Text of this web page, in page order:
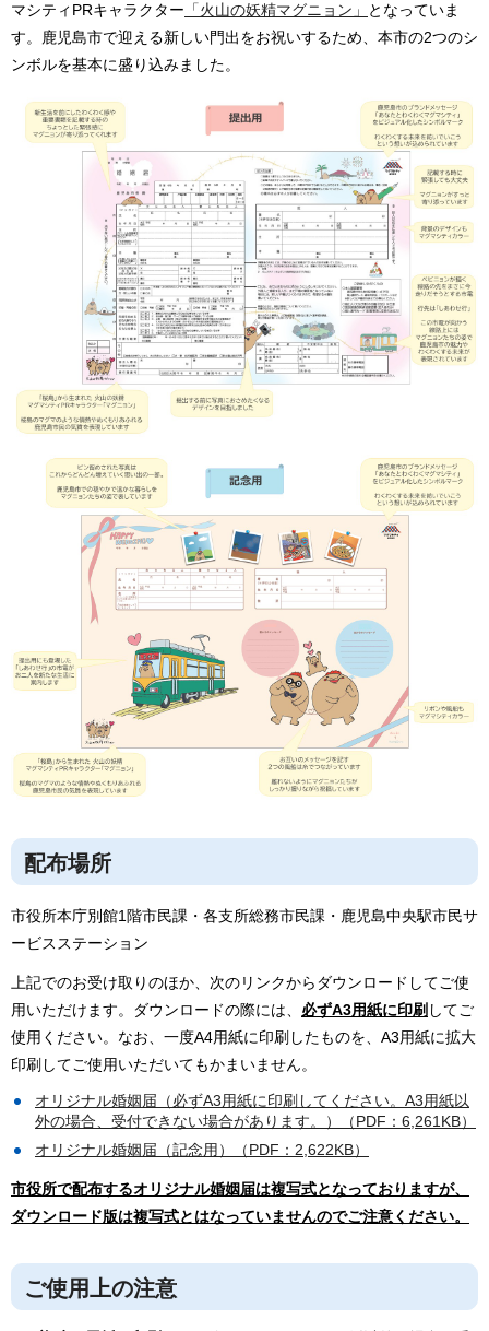
マシティPRキャラクター 「火山の妖精マグニョン」
となっていま
す。鹿児島市で迎える新しい門出をお祝いするため、本市の2つのシ
ンボルを基本に盛り込みました。
配布場所
市役所本庁別館1階市民課・各支所総務市民課・鹿児島中央駅市民サ
ービスステーション
上記でのお受け取りのほか、次のリンクからダウンロードしてご使
用いただけます。ダウンロードの際には、 必ずA3用紙に印刷 してご
使用ください。なお、一度A4用紙に印刷したものを、A3用紙に拡大
印刷してご使用いただいてもかまいません。
オリジナル婚姻届（必ずA3用紙に印刷してください。A3用紙以
外の場合、受付できない場合があります。）（PDF：6,261KB）
オリジナル婚姻届（記念用）（PDF：2,622KB）
市役所で配布するオリジナル婚姻届は複写式となっておりますが、
ダウンロード版は複写式とはなっていませんのでご注意ください。
ご使用上の注意